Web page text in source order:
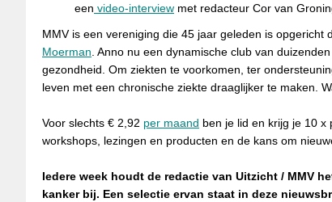
een video-interview met redacteur Cor van
MMV is een vereniging die 45 jaar geleden is opgericht
Moerman . Anno nu een dynamische club van
gezondheid. Om ziekten te voorkomen, ter
leven met een chronische ziekte draaglijker te maken.
Voor slechts € 2,92 per maand ben je lid en krijg je 10 x
workshops, lezingen en producten en de kans om
Iedere week houdt de redactie van Uitzicht / MMV
kanker bij. Een selectie ervan staat in deze